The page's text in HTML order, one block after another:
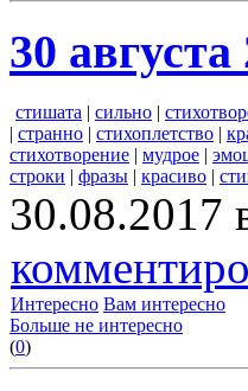
30
стишата | сильно |
| странно | стихоплетство |
стихотворение | мудрое |
строки | фразы | красиво |
30.08.2017
Интересно Вам интересно
Больше не интересно
(0)